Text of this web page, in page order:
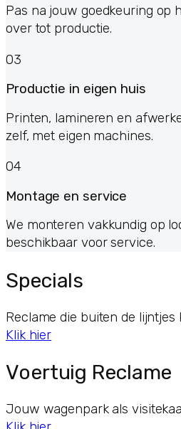
Pas na jouw goedkeuring op
over tot productie.
03
Productie in eigen huis
Printen, lamineren en
zelf, met eigen machines.
04
Montage en service
We monteren vakkundig op
beschikbaar voor service.
Specials
Reclame die buiten de lijntjes
Klik hier
Voertuig Reclame
Jouw wagenpark als